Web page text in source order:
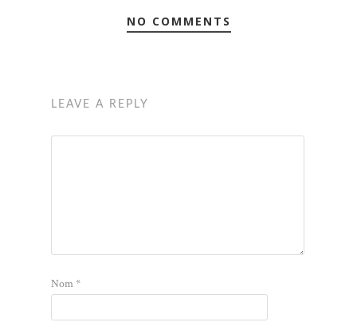
NO COMMENTS
LEAVE A REPLY
Nom*